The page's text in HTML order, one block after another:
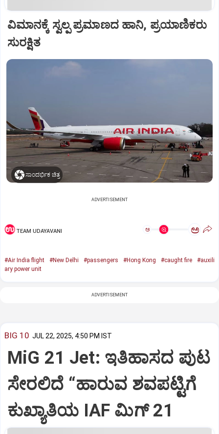
ವಿಮಾನಕ್ಕೆ ಸ್ವಲ್ಪ ಪ್ರಮಾಣದ ಹಾನಿ, ಪ್ರಯಾಣಿಕರು
ಸುರಕ್ಷಿತ
ಸಾಂದರ್ಭಿಕ ಚಿತ್ರ
ADVERTISEMENT
TEAM UDAYAVANI ಅ ಅ
#Air India flight #New Delhi #passengers #Hong Kong #caught fire
#auxili
ary power unit
ADVERTISEMENT
BIG 10 JUL 22, 2025, 4:50 PM IST
MiG 21 Jet: ಇತಿಹಾಸದ ಪುಟ
ಸೇರಲಿದೆ “ಹಾರುವ ಶವಪಟ್ಟಿಗೆ
ಕುಖ್ಯಾತಿಯ IAF ಮಿಗ್‌ 21